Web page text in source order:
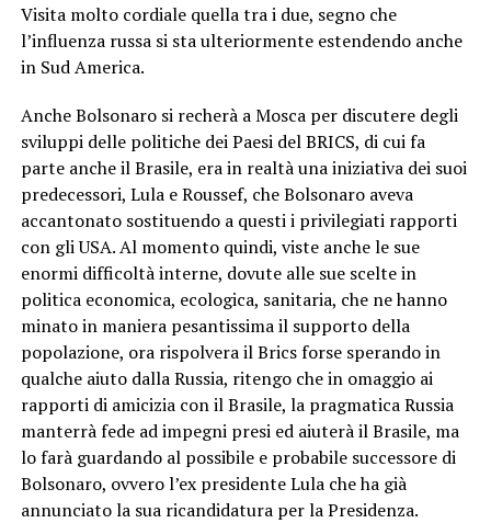
Visita molto cordiale quella tra i due, segno che
l’influenza russa si sta ulteriormente estendendo anche
in Sud America.
Anche Bolsonaro si recherà a Mosca per discutere degli
sviluppi delle politiche dei Paesi del BRICS, di cui fa
parte anche il Brasile, era in realtà una iniziativa dei suoi
predecessori, Lula e Roussef, che Bolsonaro aveva
accantonato sostituendo a questi i privilegiati rapporti
con gli USA. Al momento quindi, viste anche le sue
enormi difficoltà interne, dovute alle sue scelte in
politica economica, ecologica, sanitaria, che ne hanno
minato in maniera pesantissima il supporto della
popolazione, ora rispolvera il Brics forse sperando in
qualche aiuto dalla Russia, ritengo che in omaggio ai
rapporti di amicizia con il Brasile, la pragmatica Russia
manterrà fede ad impegni presi ed aiuterà il Brasile, ma
lo farà guardando al possibile e probabile successore di
Bolsonaro, ovvero l’ex presidente Lula che ha già
annunciato la sua ricandidatura per la Presidenza.